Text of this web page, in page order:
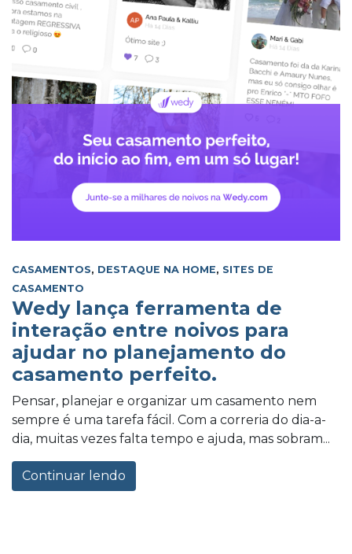
CASAMENTOS, DESTAQUE NA HOME, SITES DE
CASAMENTO
Wedy lança ferramenta de
interação entre noivos para
ajudar no planejamento do
casamento perfeito.
Pensar, planejar e organizar um casamento nem
sempre é uma tarefa fácil. Com a correria do dia-a-
dia, muitas vezes falta tempo e ajuda, mas sobram...
Continuar lendo